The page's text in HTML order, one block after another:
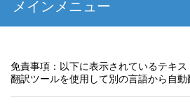
メインメニュー
免責事項：以下に表示されているテキ
翻訳ツールを使用して別の言語から自動